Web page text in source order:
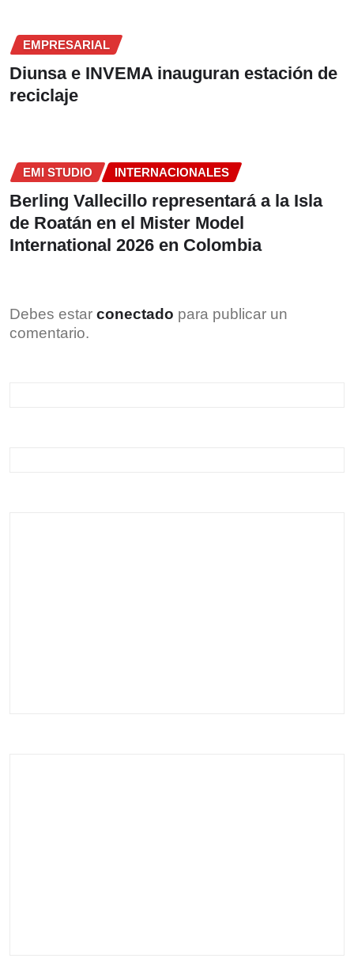
EMPRESARIAL
Diunsa e INVEMA inauguran estación de
reciclaje
EMI STUDIO INTERNACIONALES
Berling Vallecillo representará a la Isla
de Roatán en el Mister Model
International 2026 en Colombia
Debes estar conectado para publicar un
comentario.